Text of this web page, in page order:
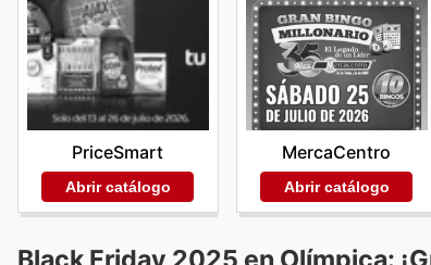
PriceSmart
Abrir catálogo
MercaCentro
Abrir catálogo